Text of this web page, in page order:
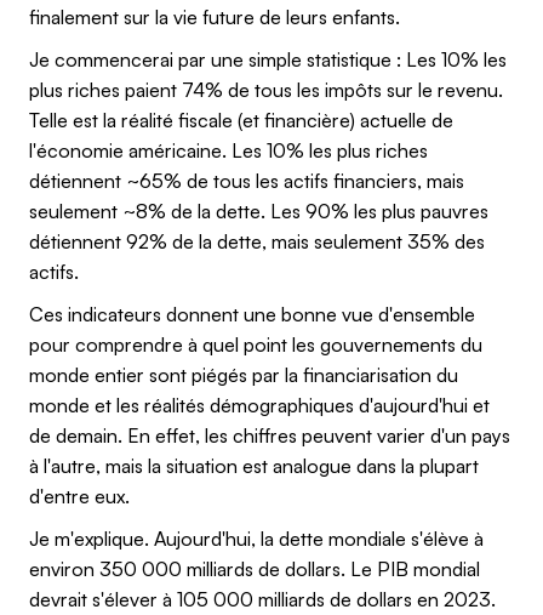
finalement sur la vie future de leurs enfants.
Je commencerai par une simple statistique : Les 10% les
plus riches paient 74% de tous les impôts sur le revenu.
Telle est la réalité fiscale (et financière) actuelle de
l'économie américaine. Les 10% les plus riches
détiennent ~65% de tous les actifs financiers, mais
seulement ~8% de la dette. Les 90% les plus pauvres
détiennent 92% de la dette, mais seulement 35% des
actifs.
Ces indicateurs donnent une bonne vue d'ensemble
pour comprendre à quel point les gouvernements du
monde entier sont piégés par la financiarisation du
monde et les réalités démographiques d'aujourd'hui et
de demain. En effet, les chiffres peuvent varier d'un pays
à l'autre, mais la situation est analogue dans la plupart
d'entre eux.
Je m'explique. Aujourd'hui, la dette mondiale s'élève à
environ 350 000 milliards de dollars. Le PIB mondial
devrait s'élever à 105 000 milliards de dollars en 2023.